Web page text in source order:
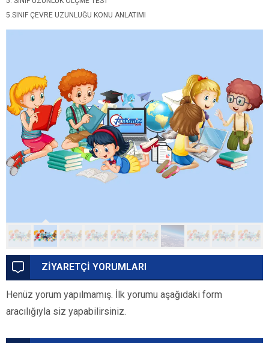
5.SINIF ÇEVRE UZUNLUĞU KONU ANLATIMI
ZİYARETÇİ YORUMLARI
Henüz yorum yapılmamış. İlk yorumu aşağıdaki form
aracılığıyla siz yapabilirsiniz.